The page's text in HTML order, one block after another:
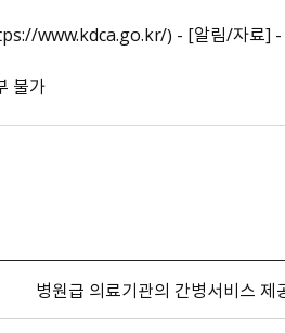
www.kdca.go.kr/） - [알림/자료] -
불가
병원급 의료기관의 간병서비스 제